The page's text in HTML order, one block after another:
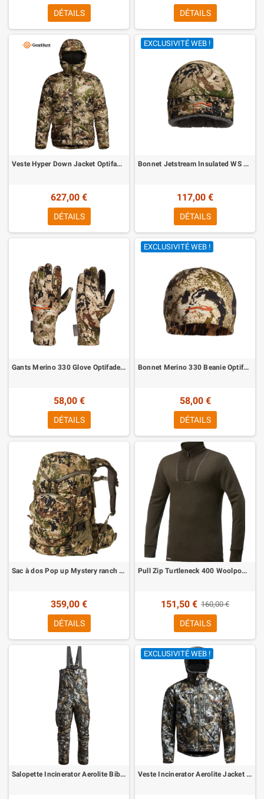
DÉTAILS DÉTAILS
Veste Hyper Down Jacket Optifade Subalpine Sitka
627,00 €
DÉTAILS
EXCLUSIVITÉ WEB !
Bonnet Jetstream Insulated WS Beanie Optifade Subalpine Sitka
117,00 €
DÉTAILS
Gants Merino 330 Glove Optifade Subalpine Sitka
58,00 €
DÉTAILS
EXCLUSIVITÉ WEB !
Bonnet Merino 330 Beanie Optifade Subalpine Sitka
58,00 €
DÉTAILS
Sac à dos Pop up Mystery ranch 28 litres
359,00 €
DÉTAILS
Pull Zip Turtleneck 400 Woolpower
151,50 € 160,00 €
DÉTAILS
Salopette Incinerator Aerolite Bib Pant Optifade Elevated II Sitka
EXCLUSIVITÉ WEB !
Veste Incinerator Aerolite Jacket Optifade Elevated II Sitka